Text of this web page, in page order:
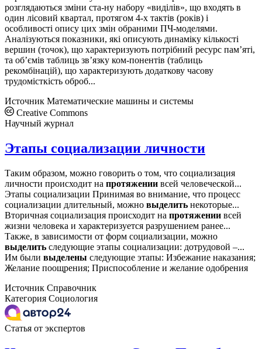
розглядаються зміни ста-ну набору «виділів», що входять в
один лісовий квартал, протягом 4-х тактів (років) і
особливості опису цих змін обраними ПЧ-моделями.
Аналізуються показники, які описують динаміку кількості
вершин (точок), що характеризують потрібний ресурс пам’яті,
та об’ємів таблиць зв’язку ком-понентів (таблиць
рекомбінацій), що характеризують додаткову часову
трудомісткість оброб...
Источник Математические машины и системы
Creative Commons
Научный журнал
Этапы социализации личности
Таким образом, можно говорить о том, что социализация
личности происходит на протяжении всей человеческой...
Этапы социализации Принимая во внимание, что процесс
социализации длительный, можно выделить некоторые...
Вторичная социализация происходит на протяжении всей
жизни человека и характеризуется разрушением ранее...
Также, в зависимости от форм социализации, можно
выделить следующие этапы социализации: дотрудовой –...
Им были выделены следующие этапы: Избежание наказания;
Желание поощрения; Приспособление и желание одобрения
Источник Справочник
Категория Социология
Статья от экспертов